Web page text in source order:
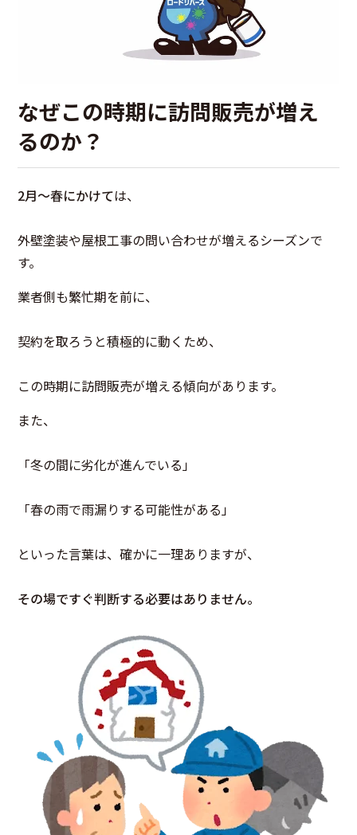
なぜこの時期に訪問販売が増え
るのか？
2月〜春にかけては、
外壁塗装や屋根工事の問い合わせが増えるシーズンで
す。
業者側も繁忙期を前に、
契約を取ろうと積極的に動くため、
この時期に訪問販売が増える傾向があります。
また、
「冬の間に劣化が進んでいる」
「春の雨で雨漏りする可能性がある」
といった言葉は、確かに一理ありますが、
その場ですぐ判断する必要はありません。